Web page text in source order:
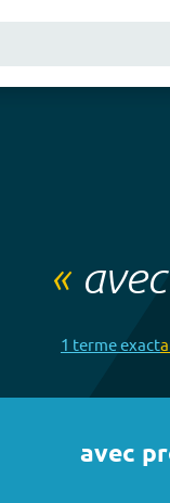
«
1 termeexact
avec